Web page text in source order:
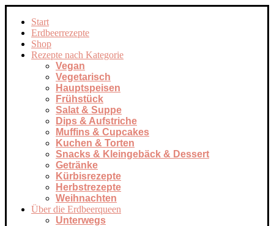
Start
Erdbeerrezepte
Shop
Rezepte nach Kategorie
Vegan
Vegetarisch
Hauptspeisen
Frühstück
Salat & Suppe
Dips & Aufstriche
Muffins & Cupcakes
Kuchen & Torten
Snacks & Kleingebäck & Dessert
Getränke
Kürbisrezepte
Herbstrezepte
Weihnachten
Über die Erdbeerqueen
Unterwegs